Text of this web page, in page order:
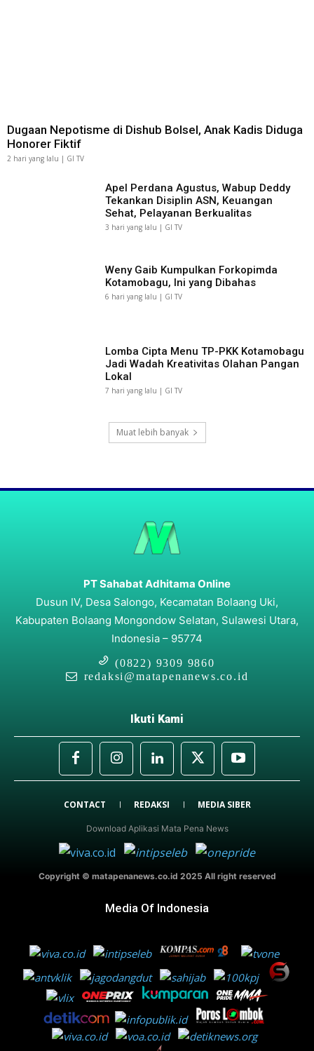
Dugaan Nepotisme di Dishub Bolsel, Anak Kadis Diduga
Honorer Fiktif
2 hari yang lalu | GI TV
Apel Perdana Agustus, Wabup Deddy
Tekankan Disiplin ASN, Keuangan
Sehat, Pelayanan Berkualitas
3 hari yang lalu | GI TV
Weny Gaib Kumpulkan Forkopimda
Kotamobagu, Ini yang Dibahas
6 hari yang lalu | GI TV
Lomba Cipta Menu TP-PKK Kotamobagu
Jadi Wadah Kreativitas Olahan Pangan
Lokal
7 hari yang lalu | GI TV
Muat lebih banyak
PT Sahabat Adhitama Online
Dusun IV, Desa Salongo, Kecamatan Bolaang Uki,
Kabupaten Bolaang Mongondow Selatan, Sulawesi Utara,
Indonesia – 95774
(0822) 9309 9860
redaksi@matapenanews.co.id
Ikuti Kami
CONTACT REDAKSI MEDIA SIBER
Download Aplikasi Mata Pena News
Copyright © matapenanews.co.id 2025 All right reserved
Media Of Indonesia